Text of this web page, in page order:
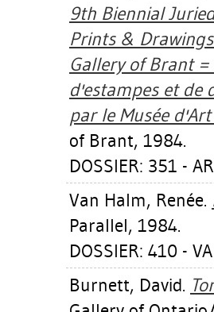
9th Biennial
Prints &
Gallery of Brant =
d'estampes et de
par le Musée
of Brant, 1984.
DOSSIER: 351 -
Van Halm, Renée.
Parallel, 1984.
DOSSIER: 410 -
Burnett, David.